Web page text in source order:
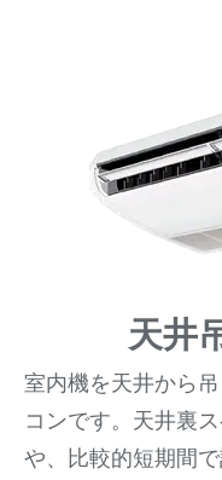
天井
室内機を天井から
コンです。天井裏
や、比較的短期間